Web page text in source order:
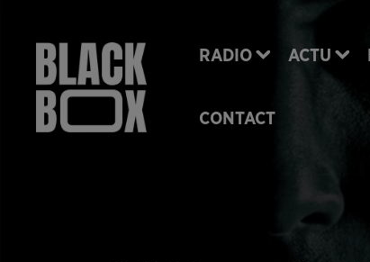
RADIO ACTU
CONTACT